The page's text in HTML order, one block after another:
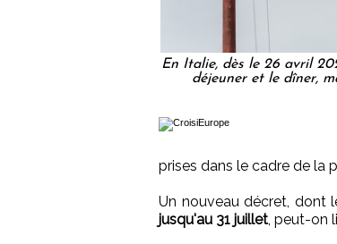
En Italie, dès le 26 avril
déjeuner et le dîner,
prises dans le cadre de la
Un nouveau décret, dont
jusqu'au 31 juillet , peut-on